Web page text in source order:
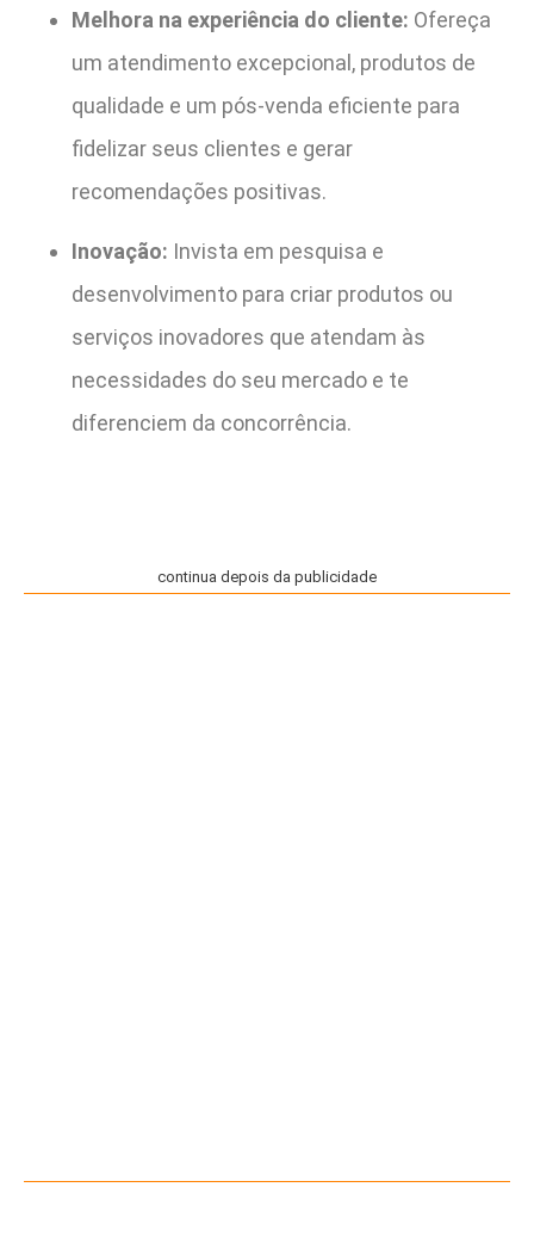
Melhora na experiência do cliente: Ofereça
um atendimento excepcional, produtos de
qualidade e um pós-venda eficiente para
fidelizar seus clientes e gerar
recomendações positivas.
Inovação: Invista em pesquisa e
desenvolvimento para criar produtos ou
serviços inovadores que atendam às
necessidades do seu mercado e te
diferenciem da concorrência.
continua depois da publicidade